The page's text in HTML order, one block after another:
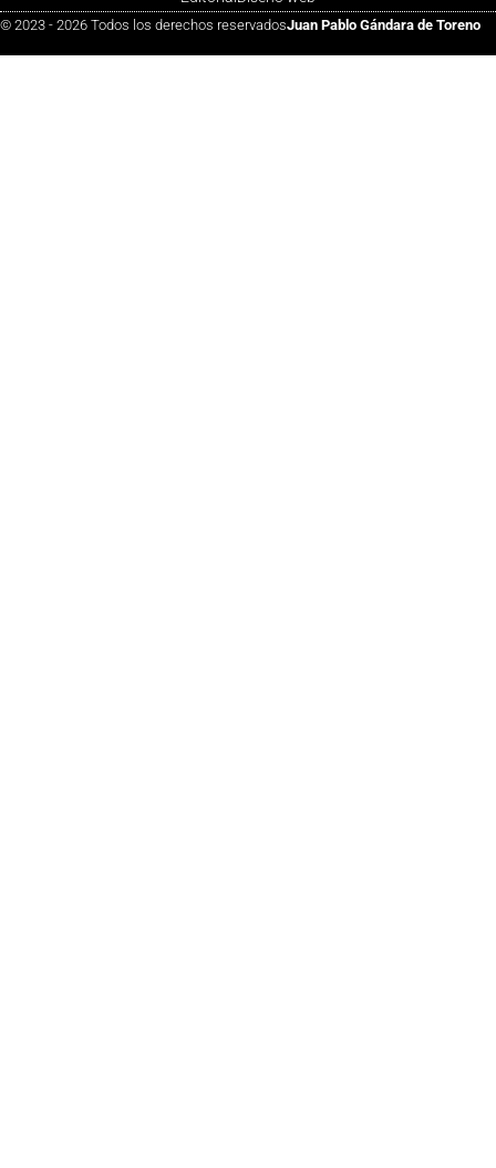
© 2023 - 2026 Todos los derechos reservadosJuan Pablo Gándara de Toreno